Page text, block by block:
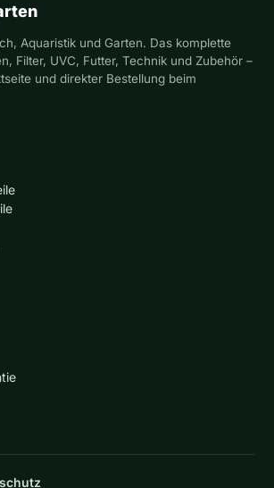
Aquaristik und Garten. Das komplette
Filter, UVC, Futter, Technik und Zubehör –
und direkter Bestellung beim